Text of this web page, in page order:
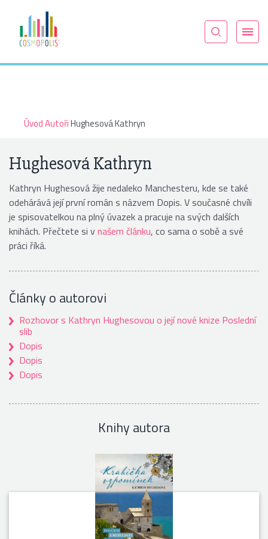
ÚvodAutořiHughesová Kathryn
Hughesová Kathryn
Kathryn Hughesová žije nedaleko Manchesteru, kde se také
odehárává její první román s názvem Dopis. V současné chvíli
je spisovatelkou na plný úvazek a pracuje na svých dalších
knihách. Přečtete si vnašem článku, co sama o sobě a své
práci říká.
Články o autorovi
Rozhovor s Kathryn Hughesovou o její nové knize Poslední
slib
Dopis
Dopis
Dopis
Knihy autora